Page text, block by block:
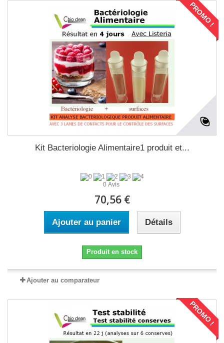
PROMO !
Kit Bacteriologie Alimentaire1 produit et...
0 Avis
70,56 €
Ajouter au panier Détails
Produit en stock
Ajouter au comparateur
PROMO !